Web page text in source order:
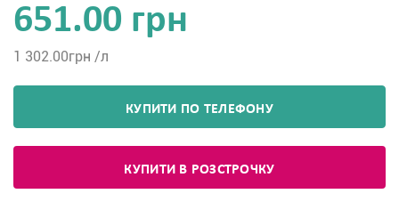
651.00 грн
1 302.00грн /л
КУПИТИ ПО ТЕЛЕФОНУ
КУПИТИ В РОЗСТРОЧКУ